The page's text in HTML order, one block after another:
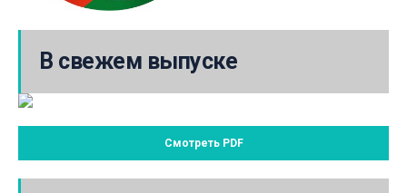
В свежем выпуске
Смотреть PDF